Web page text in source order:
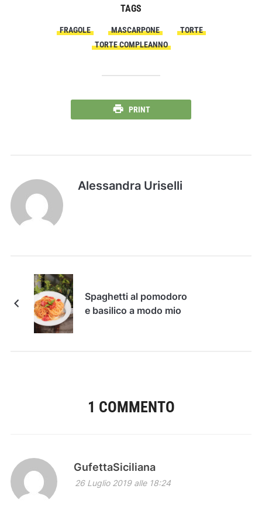
TAGS
FRAGOLE MASCARPONE
TORTE
TORTE COMPLEANNO
PRINT
Alessandra Uriselli
Spaghetti al pomodoro
e basilico a modo mio
1 COMMENTO
GufettaSiciliana
26 Luglio 2019 alle 18:24